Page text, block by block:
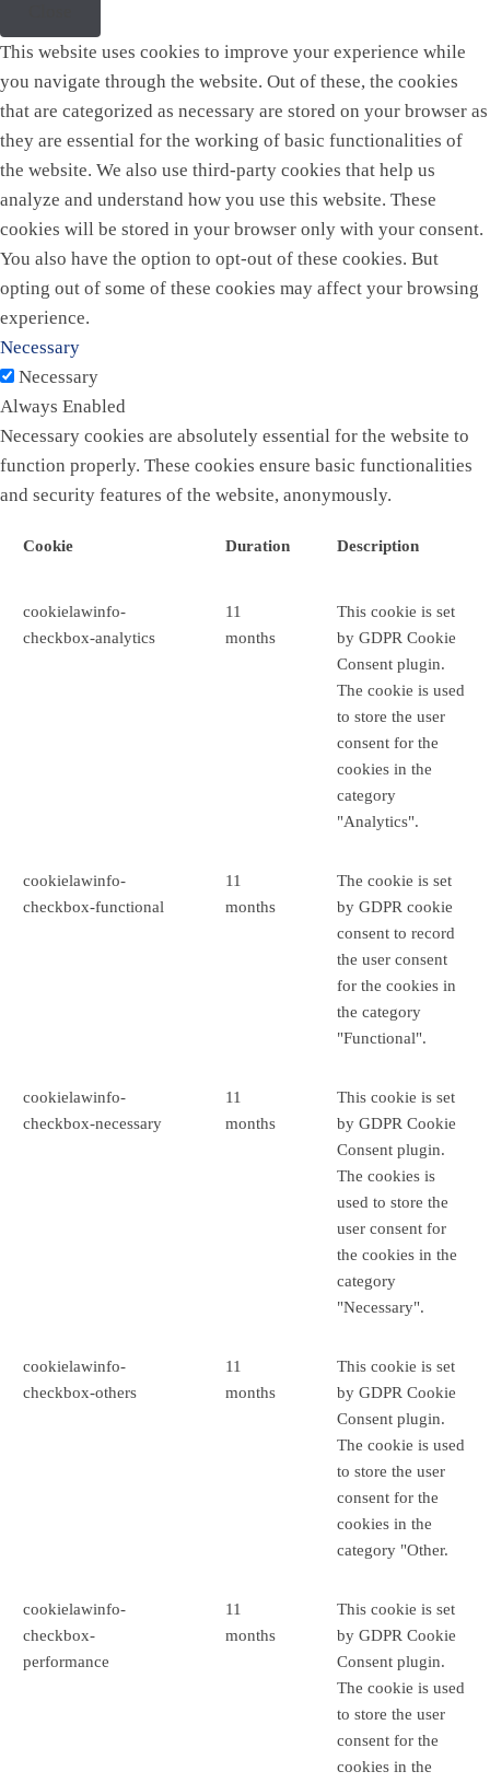
This website uses cookies to improve your experience while
you navigate through the website. Out of these, the cookies
that are categorized as necessary are stored on your browser as
they are essential for the working of basic functionalities of
the website. We also use third-party cookies that help us
analyze and understand how you use this website. These
cookies will be stored in your browser only with your consent.
You also have the option to opt-out of these cookies. But
opting out of some of these cookies may affect your browsing
experience.
Necessary
Necessary
Always Enabled
Necessary cookies are absolutely essential for the website to
function properly. These cookies ensure basic functionalities
and security features of the website, anonymously.
Cookie Duration Description
cookielawinfo-
checkbox-analytics
11
months
This cookie is set
by GDPR Cookie
Consent plugin.
The cookie is used
to store the user
consent for the
cookies in the
category
"Analytics".
cookielawinfo-
checkbox-functional
11
months
The cookie is set
by GDPR cookie
consent to record
the user consent
for the cookies in
the category
"Functional".
cookielawinfo-
checkbox-necessary
11
months
This cookie is set
by GDPR Cookie
Consent plugin.
The cookies is
used to store the
user consent for
the cookies in the
category
"Necessary".
cookielawinfo-
checkbox-others
11
months
This cookie is set
by GDPR Cookie
Consent plugin.
The cookie is used
to store the user
consent for the
cookies in the
category "Other.
cookielawinfo-
checkbox-
performance
11
months
This cookie is set
by GDPR Cookie
Consent plugin.
The cookie is used
to store the user
consent for the
cookies in the